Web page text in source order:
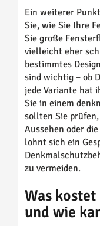
Ein weiterer
Sie, wie Sie Ihre
Sie große
vielleicht eher
bestimmtes
sind wichtig – ob
jede Variante hat
Sie in einem
sollten Sie prüfen,
Aussehen oder
lohnt sich ein
zu vermeiden.
Was
und wie